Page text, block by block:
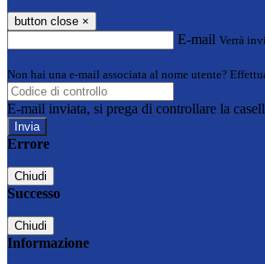
button close ×
E-mail Verrà
Non hai una e-mail associata al nome utente?
E-mail inviata, si prega di controllare la
Errore
Chiudi
Successo
Chiudi
Informazione